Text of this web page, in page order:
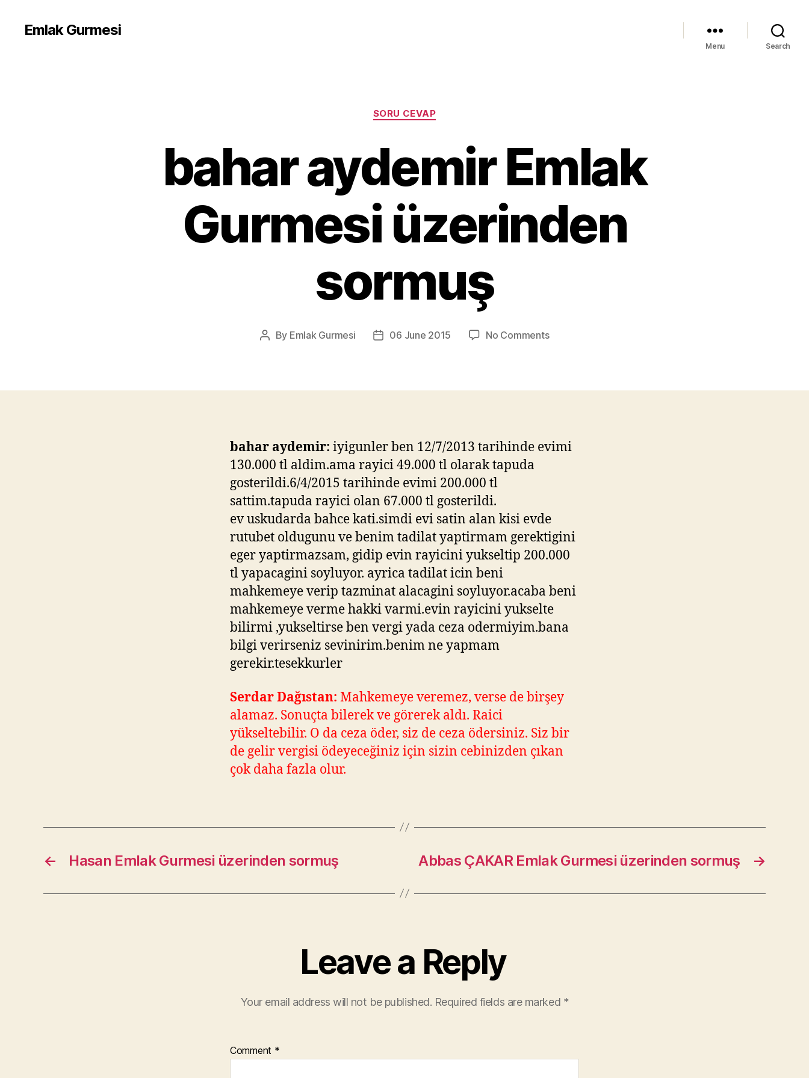
Emlak Gurmesi
Menu Search
Categories
SORU CEVAP
bahar aydemir Emlak
Gurmesi üzerinden
sormuş
Post
By Emlak Gurmesi
Post06 June 2015 No Commentson
Gurmesi
bahar aydemir: iyigunler ben 12/7/2013 tarihinde evimi
130.000 tl aldim.ama rayici 49.000 tl olarak tapuda
gosterildi.6/4/2015 tarihinde evimi 200.000 tl
sattim.tapuda rayici olan 67.000 tl gosterildi.
ev uskudarda bahce kati.simdi evi satin alan kisi evde
rutubet oldugunu ve benim tadilat yaptirmam gerektigini
eger yaptirmazsam, gidip evin rayicini yukseltip 200.000
tl yapacagini soyluyor. ayrica tadilat icin beni
mahkemeye verip tazminat alacagini soyluyor.acaba beni
mahkemeye verme hakki varmi.evin rayicini yukselte
bilirmi ,yukseltirse ben vergi yada ceza odermiyim.bana
bilgi verirseniz sevinirim.benim ne yapmam
gerekir.tesekkurler
Serdar Dağıstan: Mahkemeye veremez, verse de birşey
alamaz. Sonuçta bilerek ve görerek aldı. Raici
yükseltebilir. O da ceza öder, siz de ceza ödersiniz. Siz bir
de gelir vergisi ödeyeceğiniz için sizin cebinizden çıkan
çok daha fazla olur.
← Hasan Emlak Gurmesi üzerinden sormuş →
Abbas ÇAKAR Emlak Gurmesi üzerinden sormuş
Leave a Reply
Your email address will not be published. Required fields are marked *
Comment *